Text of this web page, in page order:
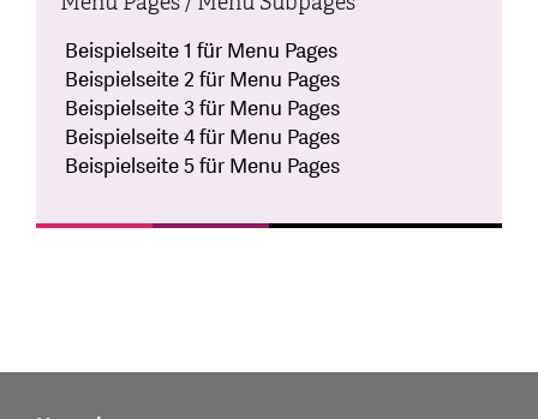
Beispielseite 1 für Menu Pages
Beispielseite 2 für Menu Pages
Beispielseite 3 für Menu Pages
Beispielseite 4 für Menu Pages
Beispielseite 5 für Menu Pages